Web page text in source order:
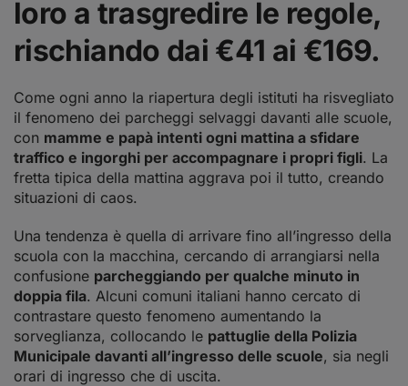
loro a trasgredire le regole,
rischiando dai €41 ai €169.
Come ogni anno la riapertura degli istituti ha risvegliato
il fenomeno dei parcheggi selvaggi davanti alle scuole,
con mamme e papà intenti ogni mattina a sfidare
traffico e ingorghi per accompagnare i propri figli. La
fretta tipica della mattina aggrava poi il tutto, creando
situazioni di caos.
Una tendenza è quella di arrivare fino all’ingresso della
scuola con la macchina, cercando di arrangiarsi nella
confusione parcheggiando per qualche minuto in
doppia fila. Alcuni comuni italiani hanno cercato di
contrastare questo fenomeno aumentando la
sorveglianza, collocando le pattuglie della Polizia
Municipale davanti all’ingresso delle scuole, sia negli
orari di ingresso che di uscita.